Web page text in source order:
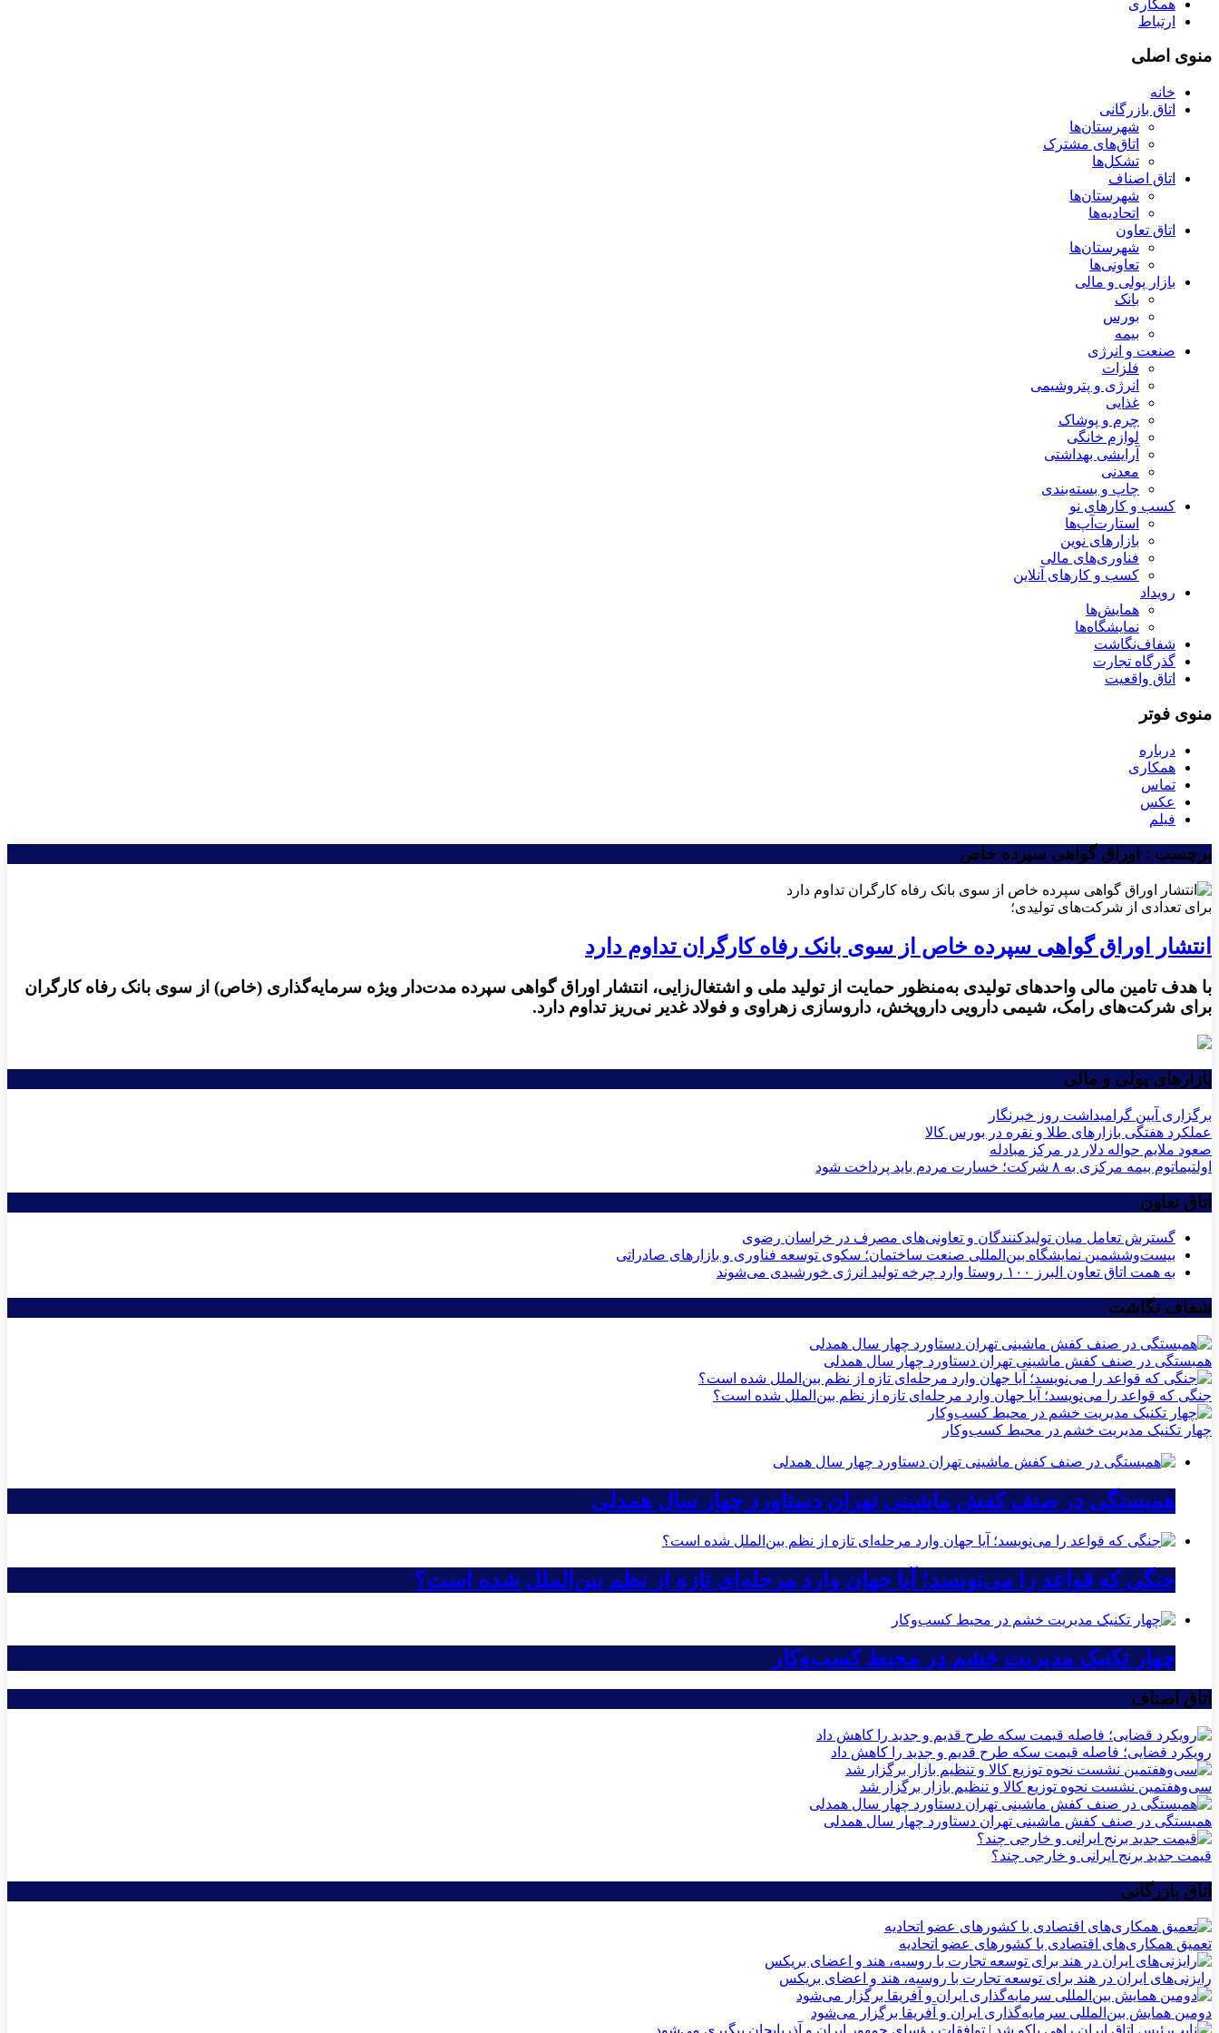
همکاری
ارتباط
منوی اصلی
خانه
اتاق بازرگانی
شهرستان‌ها
اتاق‌های مشترک
تشکل‌ها
اتاق اصناف
شهرستان‌ها
اتحادیه‌ها
اتاق تعاون
شهرستان‌ها
تعاونی‌ها
بازار پولی و مالی
بانک
بورس
بیمه
صنعت و انرژی
فلزات
انرژی و پتروشیمی
غذایی
چرم و پوشاک
لوازم خانگی
آرایشی بهداشتی
معدنی
چاپ و بسته‌بندی
کسب و کارهای نو
استارت‌آپ‌ها
بازارهای نوین
فناوری‌های مالی
کسب و کارهای آنلاین
رویداد
همایش‌ها
نمایشگاه‌ها
شفاف‌نگاشت
گذرگاه تجارت
اتاق واقعیت
منوی فوتر
درباره
همکاری
تماس
عکس
فیلم
برچسب : اوراق گواهی سپرده خاص
برای تعدادی از شرکت‌های تولیدی؛
انتشار اوراق گواهی سپرده خاص از سوی بانک رفاه کارگران تداوم دارد
با هدف تامین مالی واحدهای تولیدی به‌منظور حمایت از تولید ملی و اشتغال‌زایی، انتشار اوراق گواهی سپرده مدت‌دار ویژه سرمایه‌گذاری (خاص) از سوی بانک رفاه کارگران
برای شرکت‌های رامک، شیمی دارویی داروپخش، داروسازی زهراوی و فولاد غدیر نی‌ریز تداوم دارد.
بازارهای پولی و مالی
برگزاری آیین گرامیداشت روز خبرنگار
عملکرد هفتگی بازارهای طلا و نقره در بورس کالا
صعود ملایم حواله دلار در مرکز مبادله
اولتیماتوم بیمه مرکزی به ۸ شرکت؛ خسارت مردم باید پرداخت شود
اتاق تعاون
گسترش تعامل میان تولیدکنندگان و تعاونی‌های مصرف در خراسان رضوی
بیست‌وششمین نمایشگاه بین‌المللی صنعت ساختمان؛ سکوی توسعه فناوری و بازارهای صادراتی
به همت اتاق تعاون البرز ۱۰۰ روستا وارد چرخه تولید انرژی خورشیدی می‌شوند
شفاف نگاشت
همبستگی در صنف کفش ماشینی تهران دستاورد چهار سال همدلی
جنگی که قواعد را می‌نویسد؛ آیا جهان وارد مرحله‌ای تازه از نظم بین‌الملل شده است؟
چهار تکنیک مدیریت خشم در محیط کسب‌وکار
همبستگی در صنف کفش ماشینی تهران دستاورد چهار سال همدلی
جنگی که قواعد را می‌نویسد؛ آیا جهان وارد مرحله‌ای تازه از نظم بین‌الملل شده است؟
چهار تکنیک مدیریت خشم در محیط کسب‌وکار
اتاق اصناف
رویکرد قضایی؛ فاصله قیمت سکه طرح قدیم و جدید را کاهش داد
سی‌و‌هفتمین نشست نحوه توزیع کالا و تنظیم بازار برگزار شد
همبستگی در صنف کفش ماشینی تهران دستاورد چهار سال همدلی
قیمت جدید برنج ایرانی و خارجی چند؟
اتاق بازرگانی
تعمیق همکاری‌های اقتصادی با کشورهای عضو اتحادیه
رایزنی‌های ایران در هند برای توسعه تجارت با روسیه، هند و اعضای بریکس
دومین همایش بین‌المللی سرمایه‌گذاری ایران و آفریقا برگزار می‌شود